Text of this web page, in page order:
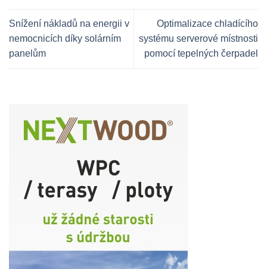
Snížení nákladů na energii v
nemocnicích díky solárním
panelům
Optimalizace chladícího
systému serverové místnosti
pomocí tepelných čerpadel